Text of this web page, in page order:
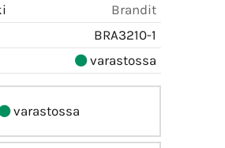
Brandit
BRA3210-1
varastossa
varastossa